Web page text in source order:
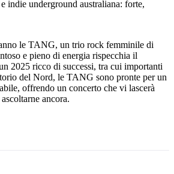
indie underground australiana: forte,
le TANG, un trio rock femminile di
e pieno di energia rispecchia il
2025 ricco di successi, tra cui importanti
del Nord, le TANG sono pronte per un
offrendo un concerto che vi lascerà
ancora.